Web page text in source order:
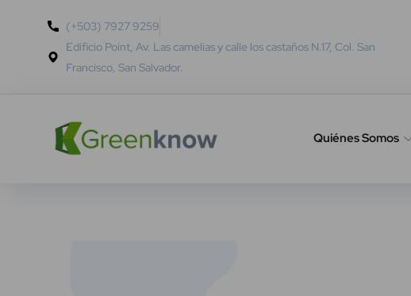
(+503) 7927 9259
Edificio Point, Av. Las camelias y calle los castaños N.17, Col. San
Francisco, San Salvador.
Quiénes Somos